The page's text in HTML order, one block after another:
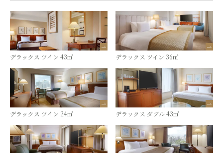
デラックス ツイン 43㎡ デラックス ツイン 36㎡
デラックス ツイン 24㎡ デラックス ダブル 43㎡